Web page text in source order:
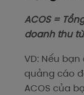
ACOS =
doanh thu
VD: Nếu
quảng cáo
ACOS của